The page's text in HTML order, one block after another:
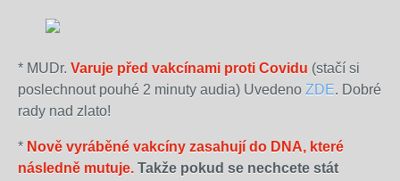
* MUDr. Varuje před vakcínami proti Covidu (stačí si
poslechnout pouhé 2 minuty audia) Uvedeno ZDE. Dobré
rady nad zlato!
* Nově vyráběné vakcíny zasahují do DNA, které
následně mutuje. Takže pokud se nechcete stát